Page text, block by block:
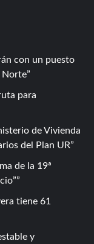
con un puesto
Norte
para
de Vivienda
del Plan UR
de la 19ª
tiene 61
y